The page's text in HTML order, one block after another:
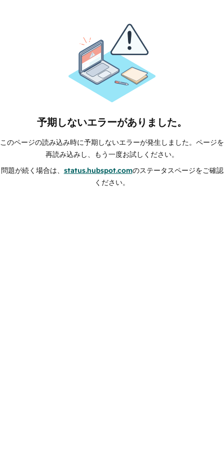
予期しないエラーがありました。
このページの読み込み時に予期しないエラーが発生しました。ページを
再読み込みし、もう一度お試しください。
問題が続く場合は、 status.hubspot.comのステータスページをご確認
ください。